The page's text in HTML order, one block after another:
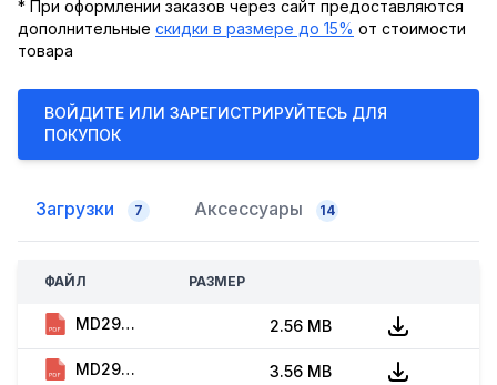
* При оформлении заказов через сайт предоставляются
дополнительные скидки в размере до 15% от стоимости
товара
ВОЙДИТЕ ИЛИ ЗАРЕГИСТРИРУЙТЕСЬ ДЛЯ
ПОКУПОК
Загрузки 7 Аксессуары 14
ФАЙЛ РАЗМЕР
MD290-INT. Brochure (EN, A00, 2025) 2.56 MB
MD290. Брошюра (RU, 2020) 3.56 MB